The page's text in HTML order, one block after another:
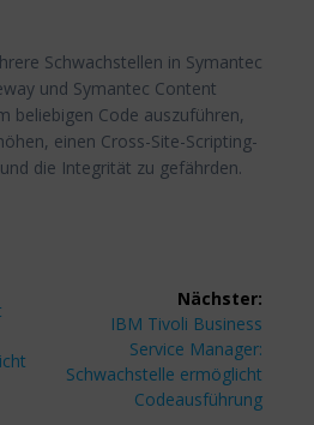
Schwachstellen in Symantec
und Symantec Content
beliebigen Code auszuführen,
einen Cross-Site-Scripting-
die Integrität zu gefährden.
Nächster:
Nächster
Beitrag:
IBM Tivoli Business
Service Manager:
Schwachstelle ermöglicht
Codeausführung